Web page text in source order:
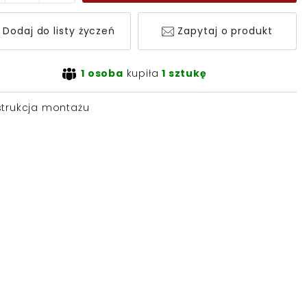
Dodaj do listy życzeń Zapytaj o produkt
1 osoba kupiła1 sztukę
montażu